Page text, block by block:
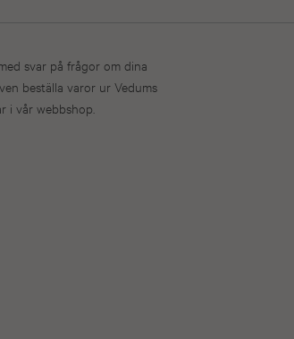
svar på frågor om dina
beställa varor ur Vedums
i vår webbshop.